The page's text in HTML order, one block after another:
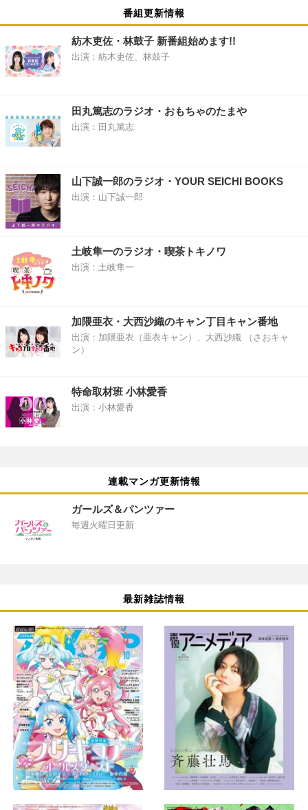
番組更新情報
紡木吏佐・林鼓子 新番組始めます!!
出演：紡木吏佐、林鼓子
田丸篤志のラジオ・おもちゃのたまや
出演：田丸篤志
山下誠一郎のラジオ・YOUR SEICHI BOOKS
出演：山下誠一郎
土岐隼一のラジオ・喫茶トキノワ
出演：土岐隼一
加隈亜衣・大西沙織のキャン丁目キャン番地
出演：加隈亜衣（亜衣キャン）、大西沙織 （さおキャ
ン）
特命取材班 小林愛香
出演：小林愛香
連載マンガ更新情報
ガールズ＆パンツァー
毎週火曜日更新
最新雑誌情報